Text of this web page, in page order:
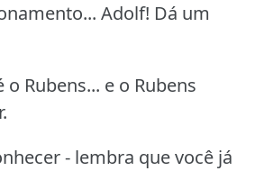
Adolf! Dá um
Rubens... e o Rubens
- lembra que você já